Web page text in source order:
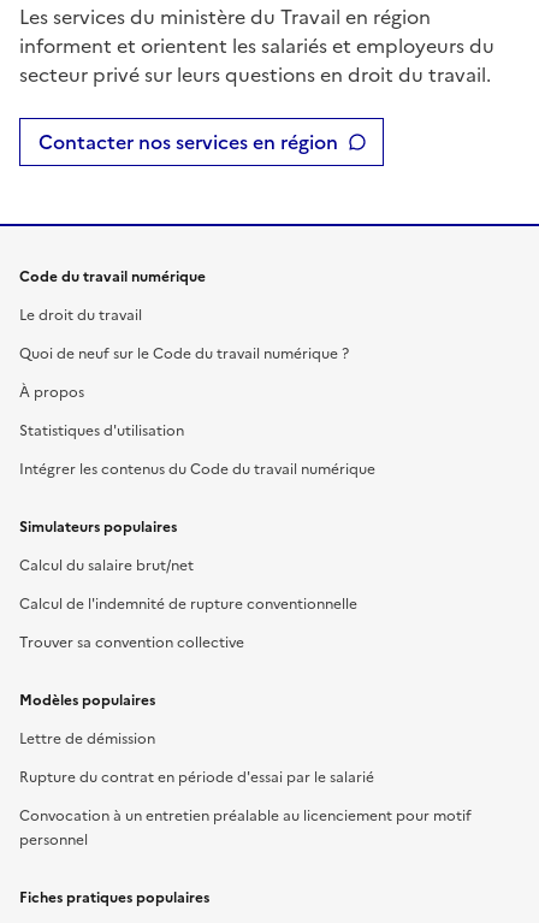
Les services du ministère du Travail en région
informent et orientent les salariés et employeurs du
secteur privé sur leurs questions en droit du travail.
Contacter nos services en région
Code du travail numérique
Le droit du travail
Quoi de neuf sur le Code du travail numérique ?
À propos
Statistiques d'utilisation
Intégrer les contenus du Code du travail numérique
Simulateurs populaires
Calcul du salaire brut/net
Calcul de l'indemnité de rupture conventionnelle
Trouver sa convention collective
Modèles populaires
Lettre de démission
Rupture du contrat en période d'essai par le salarié
Convocation à un entretien préalable au licenciement pour motif
personnel
Fiches pratiques populaires